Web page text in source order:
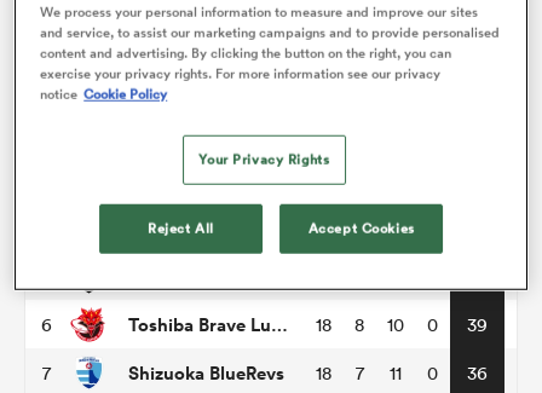
Overall Standings P W L D
Total
1
Kobelco Kobe Steelers 18 16 2 0
Saitama Wild Knights 18
Kubota Spears 18
Tokyo Sungoliath 18 9 9
6 Toshiba Brave Lupus Tokyo 18 8 10 0 39
7 Shizuoka BlueRevs 18 7 11 0 36
We process your personal information to measure and improve our sites
and service, to assist our marketing campaigns and to provide personalised
content and advertising. By clicking the button on the right, you can
exercise your privacy rights. For more information see our privacy
notice Cookie Policy
Your Privacy Rights
Reject All Accept Cookies